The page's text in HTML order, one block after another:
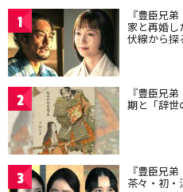
1 『豊臣兄
家と再婚し
伏線から探
2 『豊臣兄
期と「辞
3 『豊臣兄
茶々・初